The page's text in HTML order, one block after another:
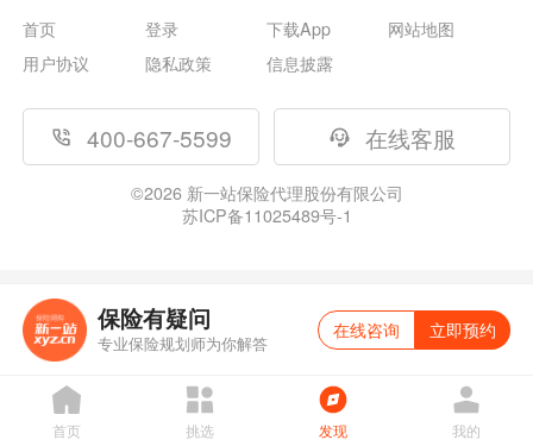
首页 登录 下载App
网站地图
用户协议
隐私政策 信息披露
400-667-5599 在线客服
©2026新一站保险代理股份有限公司
苏ICP备11025489号-1
首页 挑选 发现 我的
保险有疑问
专业保险规划师为你解答
在线咨询 立即预约